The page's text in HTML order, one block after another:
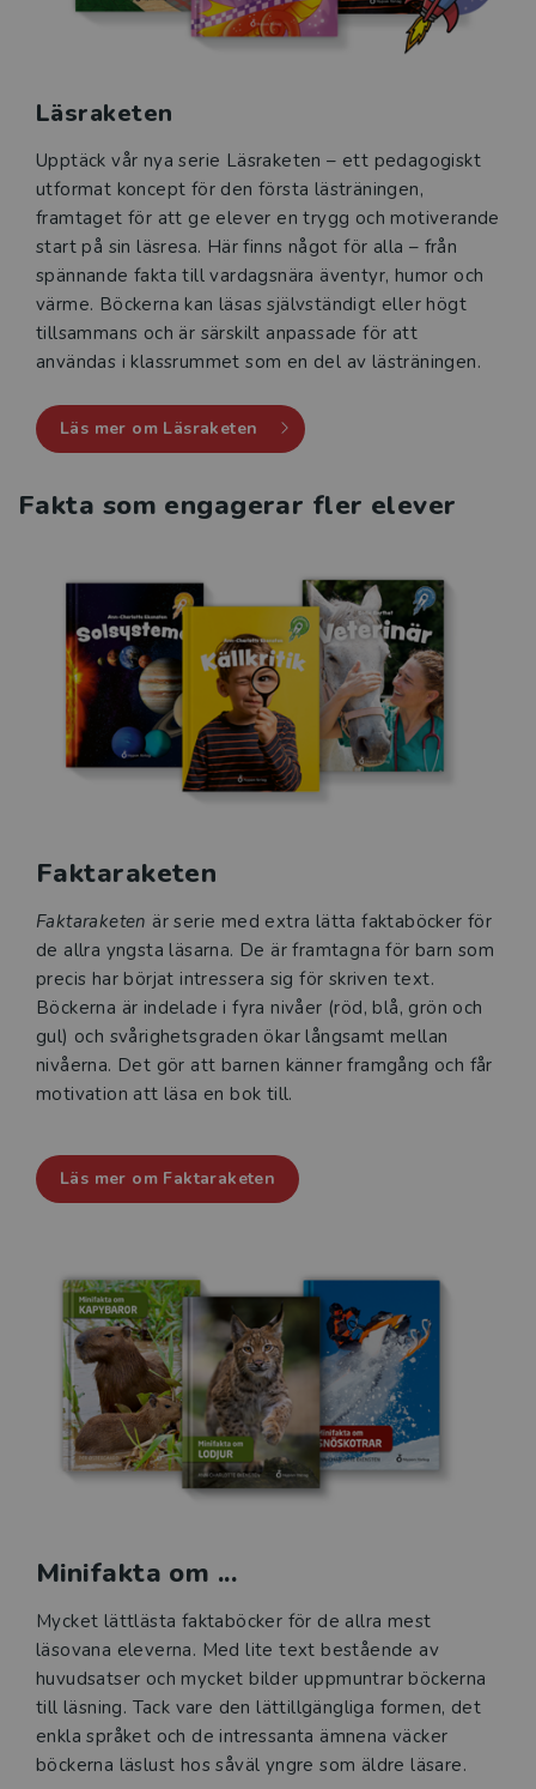
Läsraketen
Upptäck vår nya serie Läsraketen – ett pedagogiskt
utformat koncept för den första lästräningen,
framtaget för att ge elever en trygg och motiverande
start på sin läsresa. Här finns något för alla – från
spännande fakta till vardagsnära äventyr, humor och
värme. Böckerna kan läsas självständigt eller högt
tillsammans och är särskilt anpassade för att
användas i klassrummet som en del av lästräningen.
Läs mer om Läsraketen
Fakta som engagerar fler elever
Faktaraketen
Faktaraketen är serie med extra lätta faktaböcker för
de allra yngsta läsarna. De är framtagna för barn som
precis har börjat intressera sig för skriven text.
Böckerna är indelade i fyra nivåer (röd, blå, grön och
gul) och svårighetsgraden ökar långsamt mellan
nivåerna. Det gör att barnen känner framgång och får
motivation att läsa en bok till.
Läs mer om Faktaraketen
Minifakta om ...
Mycket lättlästa faktaböcker för de allra mest
läsovana eleverna. Med lite text bestående av
huvudsatser och mycket bilder uppmuntrar böckerna
till läsning. Tack vare den lättillgängliga formen, det
enkla språket och de intressanta ämnena väcker
böckerna läslust hos såväl yngre som äldre läsare.